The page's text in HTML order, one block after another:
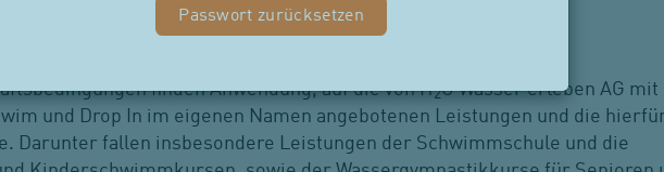
finden Anwendung, auf die von H2O Wasser erleben AG mit
und Drop In im eigenen Namen angebotenen Leistungen und die
Darunter fallen insbesondere Leistungen der Schwimmschule und die